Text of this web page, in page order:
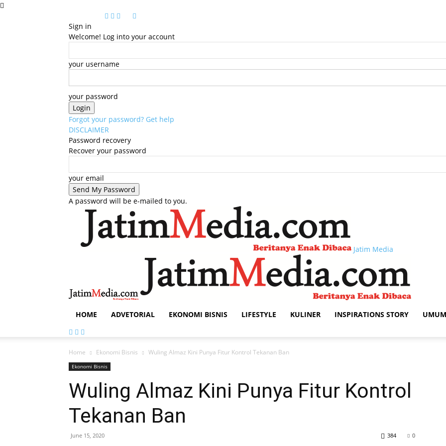
Sign in
Welcome! Log into your account
your username
your password
Forgot your password? Get help
DISCLAIMER
Password recovery
Recover your password
your email
A password will be e-mailed to you.
Jatim Media
HOME ADVETORIAL EKONOMI BISNIS LIFESTYLE KULINER INSPIRATIONS STORY UMUM
Home Ekonomi Bisnis Wuling Almaz Kini Punya Fitur Kontrol Tekanan Ban
Ekonomi Bisnis
Wuling Almaz Kini Punya Fitur Kontrol
Tekanan Ban
June 15, 2020 0
384